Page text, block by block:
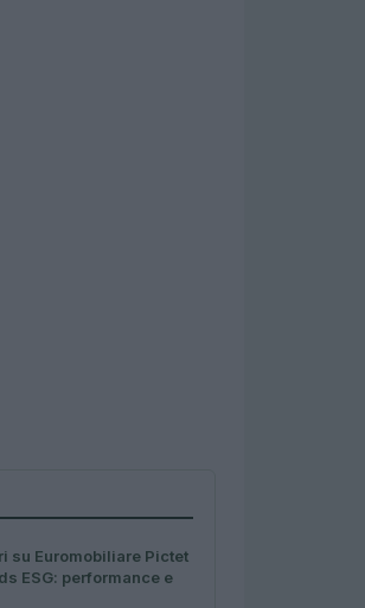
su Euromobiliare Pictet
ESG: performance e